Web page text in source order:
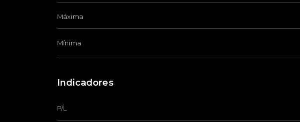
Máxima
Mínima
Indicadores
P/L